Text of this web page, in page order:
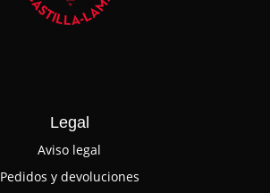
Legal
Aviso legal
Pedidos y devoluciones